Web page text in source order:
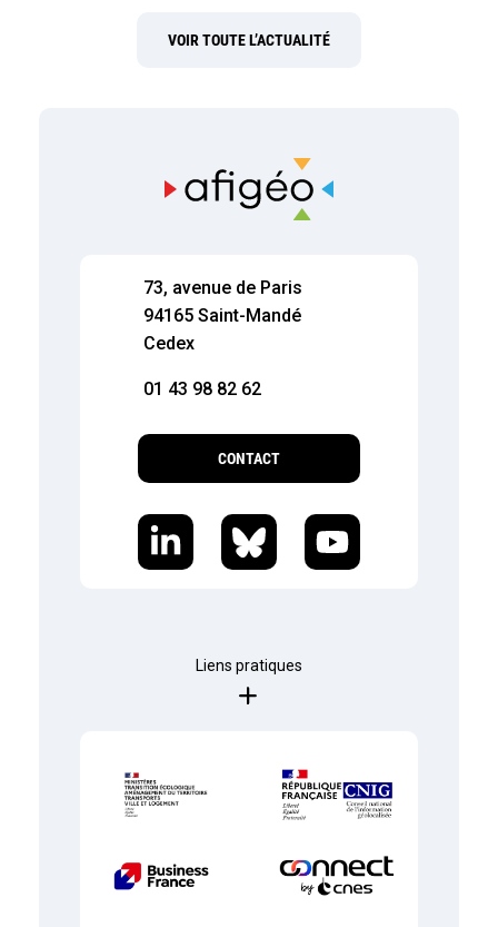
VOIR TOUTE L’ACTUALITÉ
73, avenue de Paris
94165 Saint-Mandé
Cedex
01 43 98 82 62
CONTACT
Liens pratiques